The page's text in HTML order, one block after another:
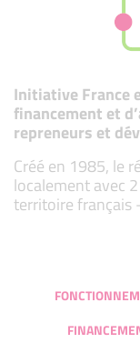
Initiative France
financement et
repreneurs et
Créé en 1985, le
localement avec
territoire français